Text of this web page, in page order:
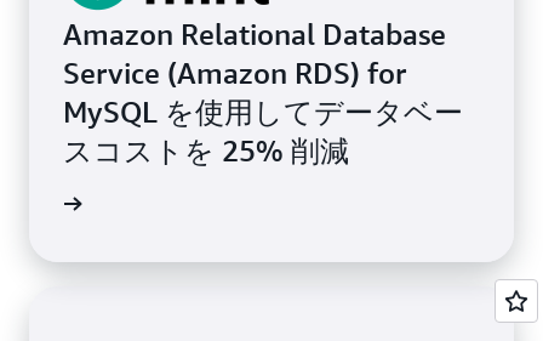
Amazon Relational Database
Service (Amazon RDS) for
MySQL を使用してデータベー
スコストを 25% 削減